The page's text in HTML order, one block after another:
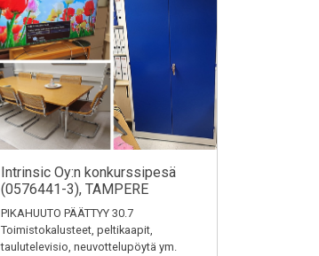
Intrinsic Oy:n konkurssipesä
(0576441-3), TAMPERE
PIKAHUUTO PÄÄTTYY 30.7
Toimistokalusteet, peltikaapit,
taulutelevisio, neuvottelupöytä ym.